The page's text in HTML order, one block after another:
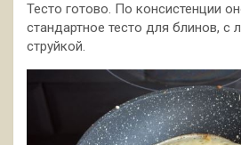
Тесто готово. По консистенции
стандартное тесто для блинов, с
струйкой.